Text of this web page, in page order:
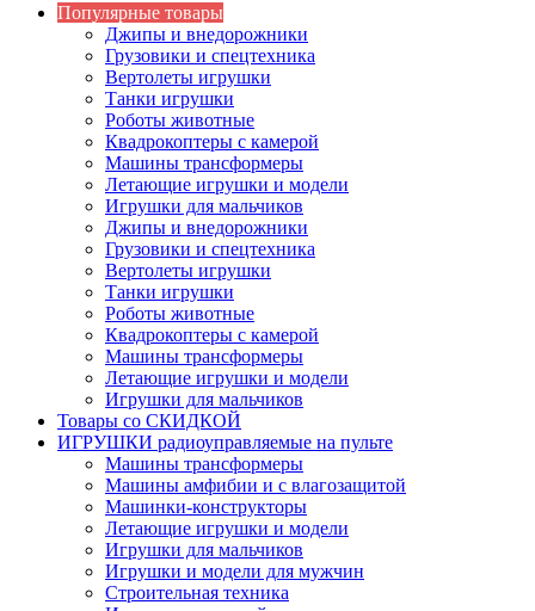
Популярные товары
Джипы и внедорожники
Грузовики и спецтехника
Вертолеты игрушки
Танки игрушки
Роботы животные
Квадрокоптеры с камерой
Машины трансформеры
Летающие игрушки и модели
Игрушки для мальчиков
Джипы и внедорожники
Грузовики и спецтехника
Вертолеты игрушки
Танки игрушки
Роботы животные
Квадрокоптеры с камерой
Машины трансформеры
Летающие игрушки и модели
Игрушки для мальчиков
Товары со СКИДКОЙ
ИГРУШКИ радиоуправляемые на пульте
Машины трансформеры
Машины амфибии и с влагозащитой
Машинки-конструкторы
Летающие игрушки и модели
Игрушки для мальчиков
Игрушки и модели для мужчин
Строительная техника